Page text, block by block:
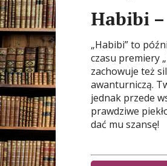
Habibi
„Habibi” to
czasu premiery
zachowuje też
awanturniczą.
jednak przede
prawdziwe
dać mu szansę!